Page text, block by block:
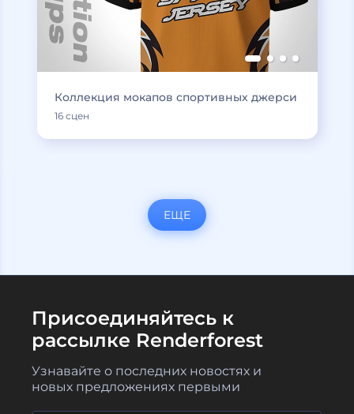
Коллекция мокапов спортивных джерси
16 сцен
ЕЩЕ
Присоединяйтесь к
рассылке Renderforest
Узнавайте о последних новостях и
новых предложениях первыми